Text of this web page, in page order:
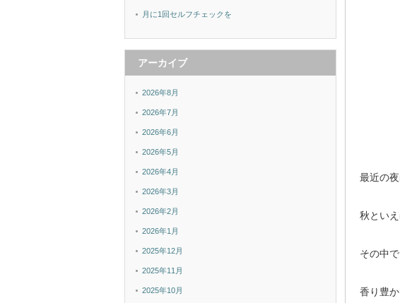
最近の
秋とい
その中
香り豊
月に1回セルフチェックを
アーカイブ
2026年8月
2026年7月
2026年6月
2026年5月
2026年4月
2026年3月
2026年2月
2026年1月
2025年12月
2025年11月
2025年10月